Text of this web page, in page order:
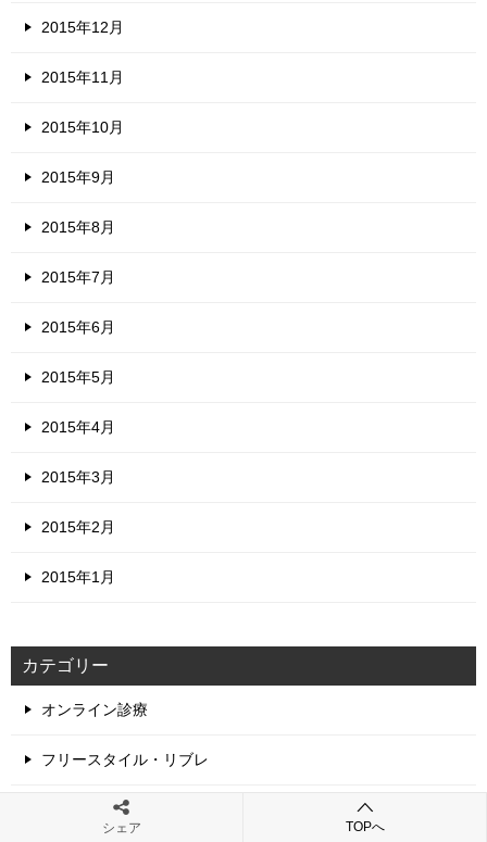
2015年12月
2015年11月
2015年10月
2015年9月
2015年8月
2015年7月
2015年6月
2015年5月
2015年4月
2015年3月
2015年2月
2015年1月
カテゴリー
オンライン診療
フリースタイル・リブレ
シェア TOPへ